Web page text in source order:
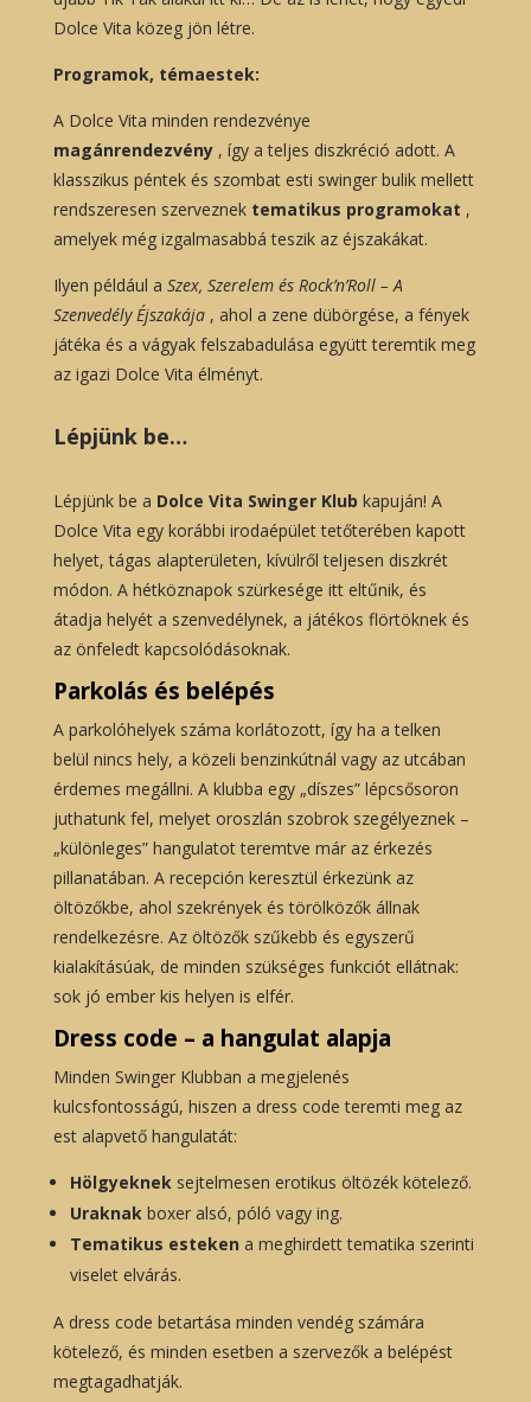
Dolce Vita közeg jön létre.
Programok, témaestek:
A Dolce Vita minden rendezvénye
magánrendezvény, így a teljes diszkréció adott. A
klasszikus péntek és szombat esti swinger bulik mellett
rendszeresen szerveznek tematikus programokat ,
amelyek még izgalmasabbá teszik az éjszakákat.
Ilyen például a Szex, Szerelem és Rock’n’Roll – A
Szenvedély Éjszakája, ahol a zene dübörgése, a fények
játéka és a vágyak felszabadulása együtt teremtik meg
az igazi Dolce Vita élményt.
Lépjünk be…
Lépjünk be a Dolce Vita Swinger Klub kapuján! A
Dolce Vita egy korábbi irodaépület tetőterében kapott
helyet, tágas alapterületen, kívülről teljesen diszkrét
módon. A hétköznapok szürkesége itt eltűnik, és
átadja helyét a szenvedélynek, a játékos flörtöknek és
az önfeledt kapcsolódásoknak.
Parkolás és belépés
A parkolóhelyek száma korlátozott, így ha a telken
belül nincs hely, a közeli benzinkútnál vagy az utcában
érdemes megállni. A klubba egy „díszes” lépcsősoron
juthatunk fel, melyet oroszlán szobrok szegélyeznek –
„különleges” hangulatot teremtve már az érkezés
pillanatában. A recepción keresztül érkezünk az
öltözőkbe, ahol szekrények és törölközők állnak
rendelkezésre. Az öltözők szűkebb és egyszerű
kialakításúak, de minden szükséges funkciót ellátnak:
sok jó ember kis helyen is elfér.
Dress code – a hangulat alapja
Minden Swinger Klubban a megjelenés
kulcsfontosságú, hiszen a dress code teremti meg az
est alapvető hangulatát:
Hölgyekneksejtelmesen erotikus öltözék kötelező.
Uraknakboxer alsó, póló vagy ing.
Tematikus esteken a meghirdett tematika szerinti
viselet elvárás.
A dress code betartása minden vendég számára
kötelező, és minden esetben a szervezők a belépést
megtagadhatják.